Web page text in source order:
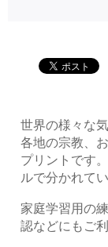
世界の様々な
各地の宗教、
プリントです
ルで分かれてい
家庭学習用の
認などにもご